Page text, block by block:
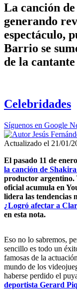
La canción
generando
espectáculo,
Barrio se
de la
Celebridades
Síguenos en Google
Actualizado el 21/01/
El pasado 11 de
la canción de
productor argentino.
oficial acumula en
lidera las tendencias
¿Logró afectar a
en esta nota.
Eso no lo sabremos,
sencillo es todo un
famosas de la
mundo de los
haberse perdido el
deportista Gerard